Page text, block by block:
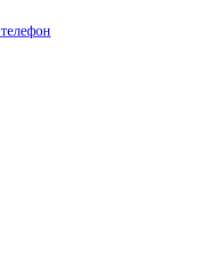
телефон